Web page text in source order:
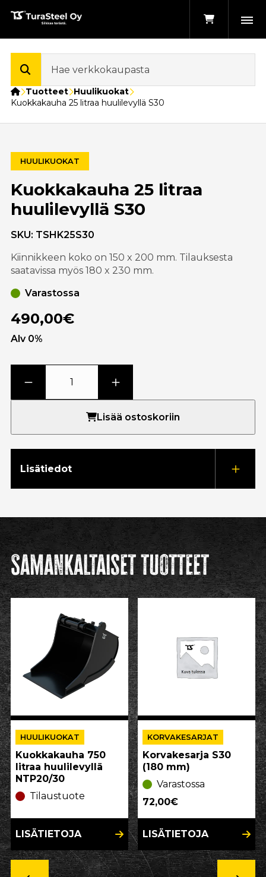
Etusivu
Tuotteet Huulikuokat
Kuokkakauha 25 litraa huulilevyllä S30
HUULIKUOKAT
Kuokkakauha 25 litraa
huulilevyllä S30
SKU: TSHK25S30
Kiinnikkeen koko on 150 x 200 mm. Tilauksesta
saatavissa myös 180 x 230 mm.
Varastossa
490,00€
Alv 0%
Lisää ostoskoriin
Lisätiedot
Samankaltaiset tuotteet
Kuokkakauha 750
litraa huulilevyllä
NTP20/30
HUULIKUOKAT
Tilaustuote
LISÄTIETOJA
Korvakesarja S30
(180 mm)
KORVAKESARJAT
Varastossa
72,00€
LISÄTIETOJA